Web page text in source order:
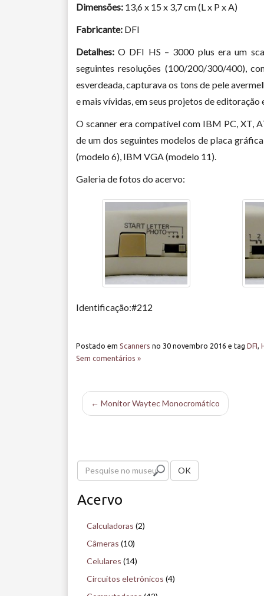
Dimensões:13,6 x 15 x 3,7 cm (L x P x A)
Fabricante: DFI
Detalhes:O DFI HS – 3000 plus era um
seguintes resoluções (100/200/300/400),
esverdeada, capturava os tons de pele
e mais vívidas, em seus projetos de
O scanner era compatível com IBM PC, XT,
de um dos seguintes modelos de placa
(modelo 6), IBM VGA (modelo 11).
Galeria de fotos do acervo:
Identificação:#212
Postado em Scanners no 30 novembro 2016 e tag DFI
Sem comentários »
← Monitor Waytec Monocromático
s
OK
Acervo
Calculadoras (2)
Câmeras (10)
Celulares (14)
Circuitos eletrônicos (4)